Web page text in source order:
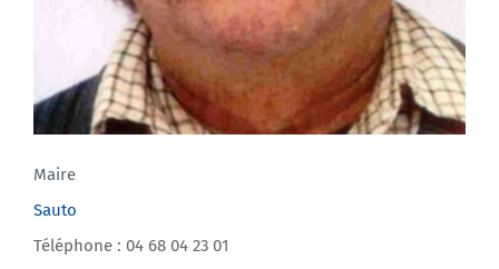
Maire
Sauto
Téléphone : 04 68 04 23 01